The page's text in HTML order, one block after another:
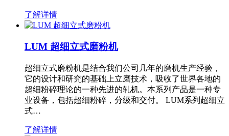
了解详情
LUM 超细立式磨粉机
超细立式磨粉机是结合我们公司几年的磨机生产经验，
它的设计和研究的基础上立磨技术，吸收了世界各地的
超细粉碎理论的一种先进的轧机。本系列产品是一种专
业设备，包括超细粉碎，分级和交付。 LUM系列超细立
式…
了解详情